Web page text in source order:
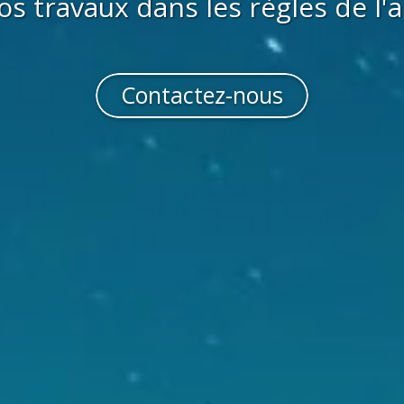
Contactez-nous